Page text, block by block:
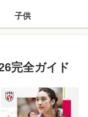
子供
完全ガイド